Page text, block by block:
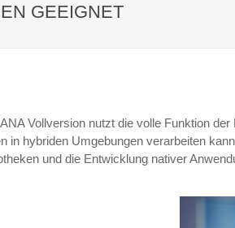
GEEIGNET
Vollversion nutzt die volle Funktion
in hybriden Umgebungen verarbeiten
und die Entwicklung nativer